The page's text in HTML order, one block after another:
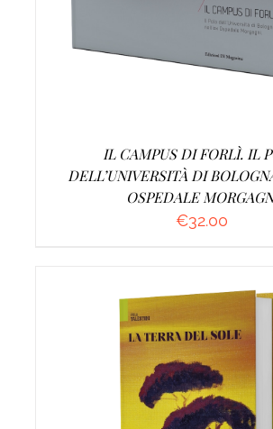
IL CAMPUS DI FORLÌ. IL
DELL’UNIVERSITÀ DI
OSPEDALE
€32.00